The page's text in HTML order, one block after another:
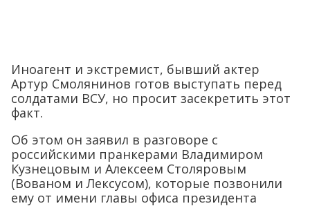
Иноагент и экстремист, бывший актер
Артур Смолянинов готов выступать перед
солдатами ВСУ, но просит засекретить этот
факт.
Об этом он заявил в разговоре с
российскими пранкерами Владимиром
Кузнецовым и Алексеем Столяровым
(Вованом и Лексусом), которые позвонили
ему от имени главы офиса президента